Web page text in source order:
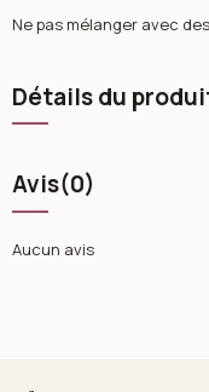
Ne pas mélanger avec
Détails du
Avis(0)
Aucun avis